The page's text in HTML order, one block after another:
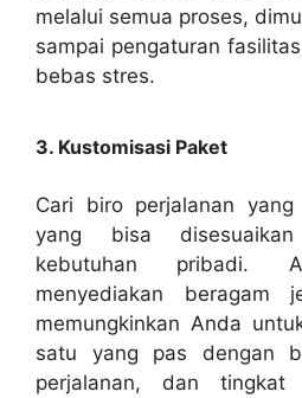
melalui semua proses,
sampai pengaturan
bebas stres.
3. Kustomisasi Paket
Cari biro perjalanan
yang bisa
kebutuhan pribadi.
menyediakan beragam
memungkinkan Anda
satu yang pas dengan
perjalanan, dan tingkat